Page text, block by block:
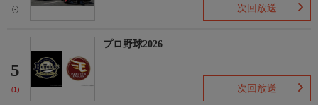
(-) 次回放送
5
(1)
プロ野球2026
次回放送